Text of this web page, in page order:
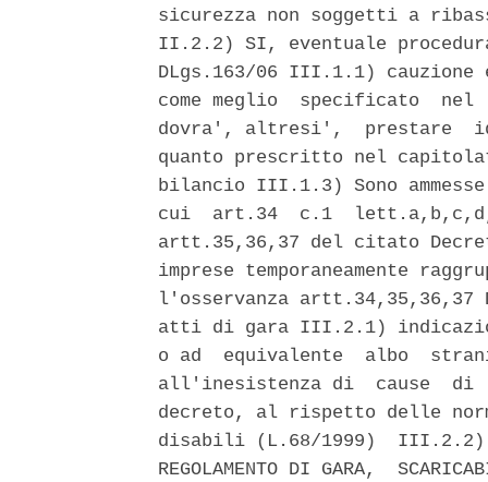
sicurezza non soggetti a
II.2.2) SI, eventuale
DLgs.163/06 III.1.1)
come meglio  specificato
dovra', altresi',  prestare
quanto prescritto nel
bilancio III.1.3) Sono
cui  art.34  c.1
artt.35,36,37 del citato
imprese temporaneamente
l'osservanza
atti di gara III.2.1)
o ad  equivalente  albo
all'inesistenza di  cause  di
decreto, al rispetto delle
disabili (L.68/1999)  III.2.2)
REGOLAMENTO DI GARA,